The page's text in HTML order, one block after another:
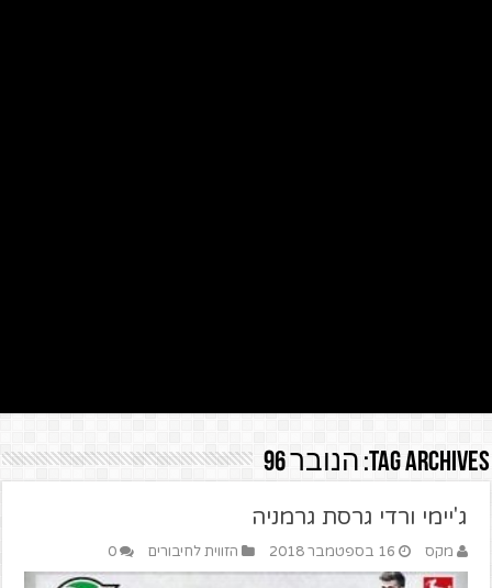
Tag Archives: הנובר 96
ג'יימי ורדי גרסת גרמניה
מקס 16 בספטמבר 2018 הזווית לחיבורים 0